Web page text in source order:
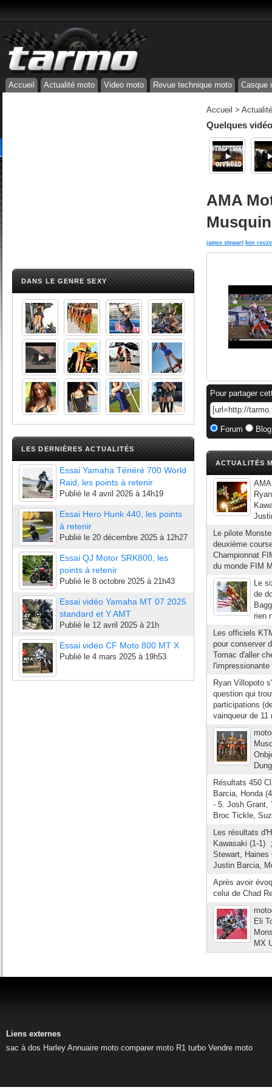
Accueil Actualité moto Video moto Revue technique moto Casque
DANS LE GENRE SEXY
LES DERNIÈRES ACTUALITÉS
Essai Yamaha Ténéré 700 World
Raid, les points à retenir
Publié le 4 avril 2026 à 14h19
Essai Hero Hunk 440, les points
à retenir
Publié le 20 décembre 2025 à 12h27
Essai QJ Motor SRK800, les
points à retenir
Publié le 8 octobre 2025 à 21h43
Essai vidéo Yamaha MT 07 2025
standard et Y AMT
Publié le 12 avril 2025 à 21h
Essai vidéo CF Moto 800 MT X
Publié le 4 mars 2025 à 19h53
Accueil >
Quelques
AMA
james stewart ken
Pour partager
Forum
ACTUALITÉS
Le pilote
deuxième
Championnat
du monde FIM
Le
de
rien
Les officiels
pour conserver
Tomac d'aller
Ryan Villopoto
question qui
participations
vainqueur de
Résultats 450
Barcia, Honda
- 5. Josh Grant,
Broc Tickle,
Les résultats
Kawasaki (1-1)
Stewart,
Justin Barcia,
Après avoir
celui de Chad
Eli
MX
Liens externes
sac à dos Harley Annuaire moto comparer moto R1 turbo Vendre moto